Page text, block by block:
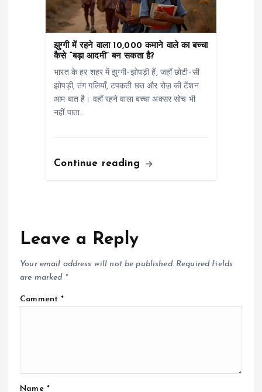
झुग्गी में रहने वाला 10,000 कमाने वाले का बच्चा
कैसे “बड़ा आदमी” बन सकता है?
भारत के हर शहर में झुग्गी–झोपड़ी हैं, जहाँ छोटी–सी
झोपड़ी, तंग गलियाँ, टपकती छत और रोज़ की टेंशन
आम बात है। वहाँ रहने वाला बच्चा अक्सर सोच भी
नहीं पाता…
Continue reading
Leave a Reply
Your email address will not be published. Required fields
are marked *
Comment*
Name *